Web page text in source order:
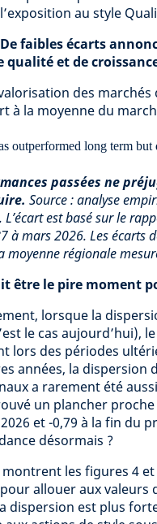
au style
faibles écarts
qualité et de
des
à la moyenne du
passées ne
Source : analyse
est basé sur le
à mars 2026. Les écarts
moyenne régionale
être le pire moment
lorsque la
le cas aujourd’hui),
lors des périodes
années, la dispersion
a rarement été
un plancher
et -0,79 à la fin du
désormais ?
montrent les figures 4
allouer aux valeurs
dispersion est plus